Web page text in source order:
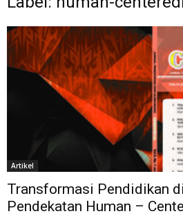
Artikel
Transformasi Pendidikan
Pendekatan Human –